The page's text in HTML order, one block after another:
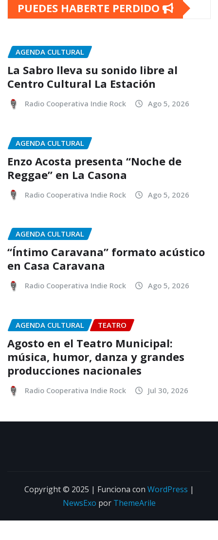
PUEDES HABERTE PERDIDO
AGENDA CULTURAL
La Sabro lleva su sonido libre al
Centro Cultural La Estación
Radio Cooperativa Indie Rock Ago 5, 2026
AGENDA CULTURAL
Enzo Acosta presenta “Noche de
Reggae” en La Casona
Radio Cooperativa Indie Rock Ago 5, 2026
AGENDA CULTURAL
“Íntimo Caravana” formato acústico
en Casa Caravana
Radio Cooperativa Indie Rock Ago 5, 2026
AGENDA CULTURAL TEATRO
Agosto en el Teatro Municipal:
música, humor, danza y grandes
producciones nacionales
Radio Cooperativa Indie Rock Jul 30, 2026
Copyright © 2025 | Funciona con WordPress |
NewsExo por ThemeArile